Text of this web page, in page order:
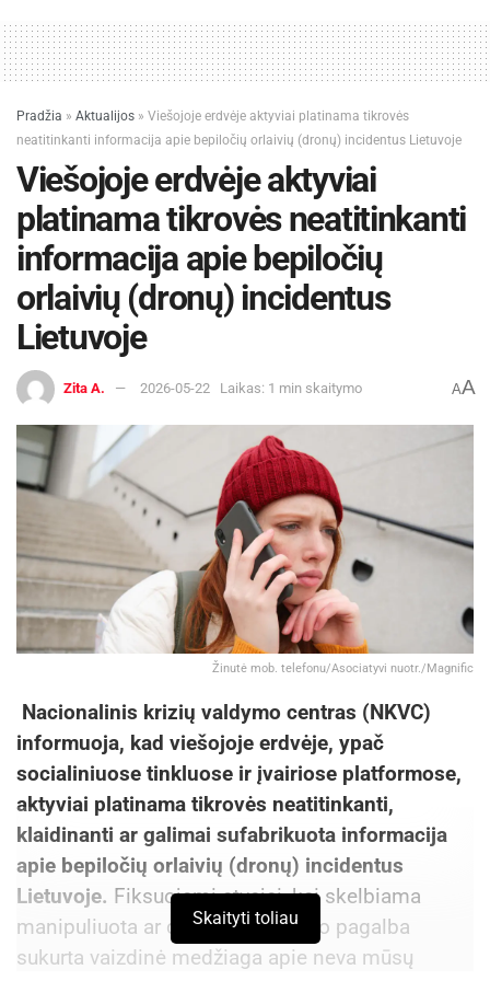
Pradžia » Aktualijos » Viešojoje erdvėje aktyviai platinama tikrovės
neatitinkanti informacija apie bepiločių orlaivių (dronų) incidentus Lietuvoje
Viešojoje erdvėje aktyviai
platinama tikrovės neatitinkanti
informacija apie bepiločių
orlaivių (dronų) incidentus
Lietuvoje
Zita A. 2026-05-22 Laikas: 1 min skaitymo AA
Žinutė mob. telefonu/Asociatyvi nuotr./Magnific
Nacionalinis krizių valdymo centras (NKVC)
informuoja, kad viešojoje erdvėje, ypač
socialiniuose tinkluose ir įvairiose platformose,
aktyviai platinama tikrovės neatitinkanti,
klaidinanti ar galimai sufabrikuota informacija
apie bepiločių orlaivių (dronų) incidentus
Lietuvoje. Fiksuojami atvejai, kai skelbiama
manipuliuota ar dirbtinio intelekto pagalba
sukurta vaizdinė medžiaga apie neva mūsų
Skaityti toliau